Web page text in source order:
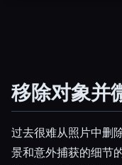
移除对象并
过去很难从照片中删
景和意外捕获的细节